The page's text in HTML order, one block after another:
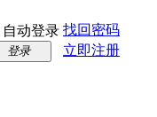
自动登录 找回密码
登录 立即注册